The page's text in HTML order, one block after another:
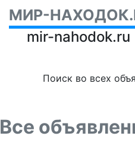
МИР-
mir-nahodok.ru
Поиск во всех
Все